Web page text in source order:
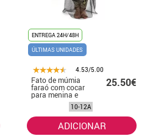
ENTREGA 24H/48H
ÚLTIMAS UNIDADES
4.53/5.00
Fato de múmia
faraó com cocar
para menina e
adolescente
25.50€
10-12A
ADICIONAR